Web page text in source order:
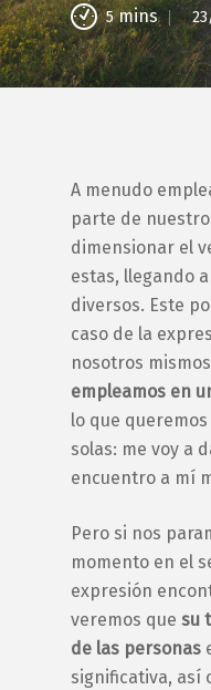
5 mins
A menudo
parte de
dimensionar el
estas, llegando
diversos. Este
caso de la
nosotros mismos
empleamos en
lo que
solas: me voy a
encuentro a mí
Pero si nos
momento en el
expresión
veremos que su
de las personas
significativa, así